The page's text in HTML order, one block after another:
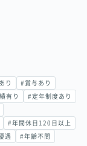
り #賞与あり
有り #定年制度あり
#年間休日120日以上
遇 #年齢不問